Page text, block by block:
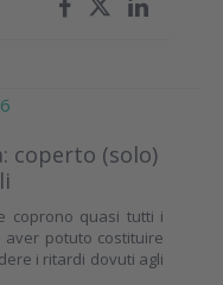
coperto (solo)
coprono quasi tutti i
aver potuto costituire
i ritardi dovuti agli